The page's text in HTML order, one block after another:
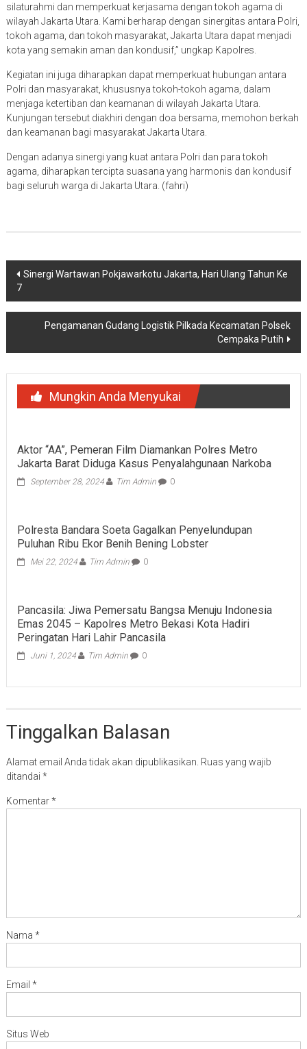
silaturahmi dan memperkuat kerjasama dengan tokoh agama di
wilayah Jakarta Utara. Kami berharap dengan sinergitas antara Polri,
tokoh agama, dan tokoh masyarakat, Jakarta Utara dapat menjadi
kota yang semakin aman dan kondusif,” ungkap Kapolres.
Kegiatan ini juga diharapkan dapat memperkuat hubungan antara
Polri dan masyarakat, khususnya tokoh-tokoh agama, dalam
menjaga ketertiban dan keamanan di wilayah Jakarta Utara.
Kunjungan tersebut diakhiri dengan doa bersama, memohon berkah
dan keamanan bagi masyarakat Jakarta Utara.
Dengan adanya sinergi yang kuat antara Polri dan para tokoh
agama, diharapkan tercipta suasana yang harmonis dan kondusif
bagi seluruh warga di Jakarta Utara. (fahri)
Navigasi
pos
Sinergi Wartawan Pokjawarkotu Jakarta, Hari Ulang Tahun Ke
7
Pengamanan Gudang Logistik Pilkada Kecamatan Polsek
Cempaka Putih
Mungkin Anda Menyukai
Aktor “AA”, Pemeran Film Diamankan Polres Metro
Jakarta Barat Diduga Kasus Penyalahgunaan Narkoba
September 28, 2024 Tim Admin 0
Polresta Bandara Soeta Gagalkan Penyelundupan
Puluhan Ribu Ekor Benih Bening Lobster
Mei 22, 2024 Tim Admin 0
Pancasila: Jiwa Pemersatu Bangsa Menuju Indonesia
Emas 2045 – Kapolres Metro Bekasi Kota Hadiri
Peringatan Hari Lahir Pancasila
Juni 1, 2024 Tim Admin 0
Tinggalkan Balasan
Alamat email Anda tidak akan dipublikasikan. Ruas yang wajib
ditandai *
Komentar*
Nama *
Email *
Situs Web